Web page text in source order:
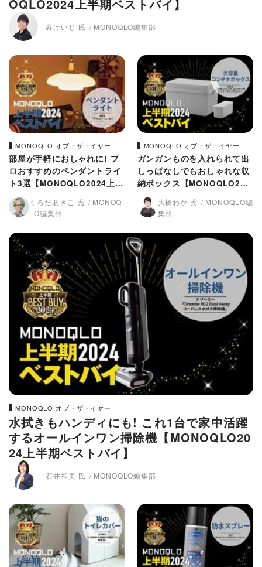
OQLO2024上半期ベストバイ】
谷けいじ 氏 MONOQLO編集部
MONOQLO オブ・ザ・イヤー
部屋が手軽におしゃれに! プ
ロおすすめのペンダントライ
ト3選【MONOQLO2024上半
期ベストバイ】
くろだあきこ 氏
MONOQ
LO編集部
MONOQLO オブ・ザ・イヤー
ガンガンものを入れられて出
しっぱなしでもおしゃれな収
納ボックス【MONOQLO202
4上半期ベストバイ】
大橋わか 氏
MONOQLO編
集部
MONOQLO オブ・ザ・イヤー
水拭きもハンディにも! これ1台で家中活躍
するオールインワン掃除機【MONOQLO20
24上半期ベストバイ】
石井和美 氏 MONOQLO編集部